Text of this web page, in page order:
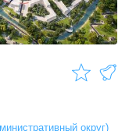
округ)